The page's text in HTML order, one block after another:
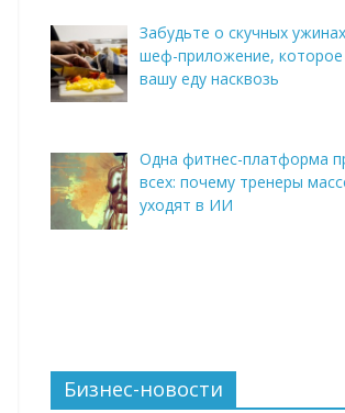
Забудьте о скучных
шеф-приложение, которое
вашу еду насквозь
Одна фитнес-платформа
всех: почему тренеры
уходят в ИИ
Бизнес-новости